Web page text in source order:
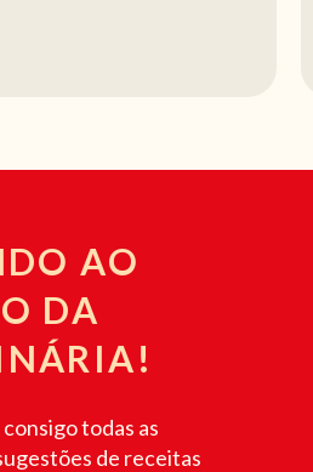
AO
DA
todas as
de receitas